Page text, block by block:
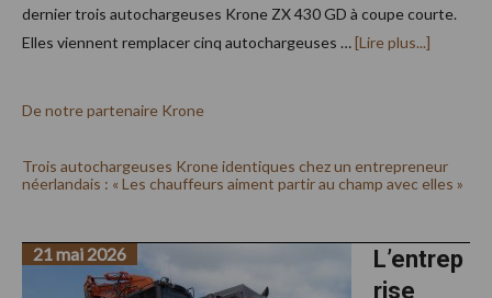
dernier trois autochargeuses Krone ZX 430 GD à coupe courte.
Elles viennent remplacer cinq autochargeuses …[Lire plus...]
De notre partenaire Krone
Trois autochargeuses Krone identiques chez un entrepreneur
néerlandais : « Les chauffeurs aiment partir au champ avec elles »
L’entrep
rise
21 mai 2026